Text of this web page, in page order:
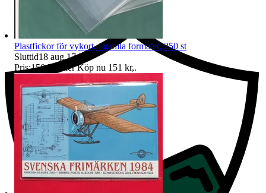
Ersättning om du inte får din vara
Plastfickor för vykort, i gamla formatet, 250 st
Sluttid18 aug 17:29
Pris:150 kr Eller Köp nu 151 kr,.